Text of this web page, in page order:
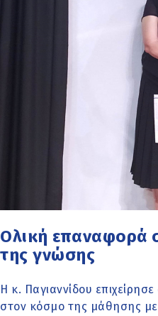
Ολική επαναφορά
της γνώσης
Η κ. Παγιαννίδου
στον κόσμο της μάθησης